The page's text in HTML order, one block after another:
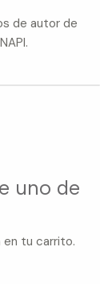
de autor de
uno de
tu carrito.